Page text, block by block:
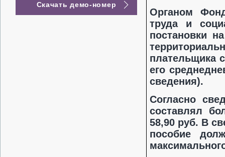
Скачать демо-номер
Органом
труда и
постановки
плательщика
его
сведения).
Согласно
составлял
58,90 руб. В
пособие